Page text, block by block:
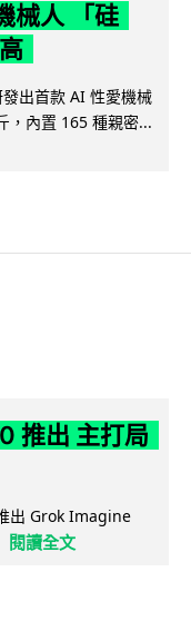
械人 「硅
出首款 AI 性愛機械
，內置 165 種親密...
推出 主打局
出 Grok Imagine
閱讀全文